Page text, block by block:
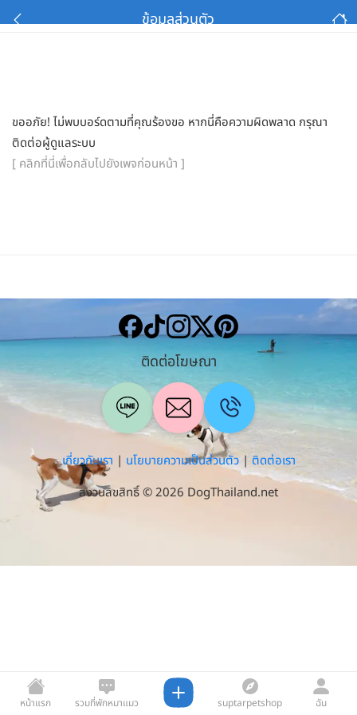
ข้อมูลส่วนตัว
ขออภัย! ไม่พบบอร์ดตามที่คุณร้องขอ หากนี่คือความผิดพลาด กรุณา
ติดต่อผู้ดูแลระบบ
[ คลิกที่นี่เพื่อกลับไปยังเพจก่อนหน้า ]
หน้าแรก
รวมที่พักหมาแมว
suptarpetshop ฉัน
ติดต่อโฆษณา
เกี่ยวกับเรา | นโยบายความเป็นส่วนตัว| ติดต่อเรา
สงวนลิขสิทธิ์ © 2026 DogThailand.net